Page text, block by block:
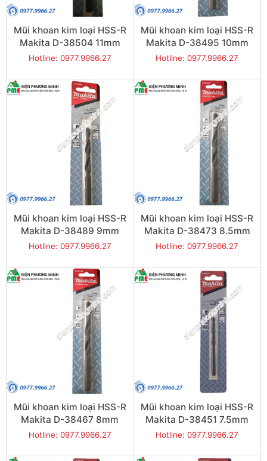
Mũi khoan kim loại HSS-R
Makita D-38504 11mm
Hotline: 0977.9966.27
Mũi khoan kim loại HSS-R
Makita D-38495 10mm
Hotline: 0977.9966.27
Mũi khoan kim loại HSS-R
Makita D-38489 9mm
Hotline: 0977.9966.27
Mũi khoan kim loại HSS-R
Makita D-38473 8.5mm
Hotline: 0977.9966.27
Mũi khoan kim loại HSS-R
Makita D-38467 8mm
Hotline: 0977.9966.27
Mũi khoan kim loại HSS-R
Makita D-38451 7.5mm
Hotline: 0977.9966.27